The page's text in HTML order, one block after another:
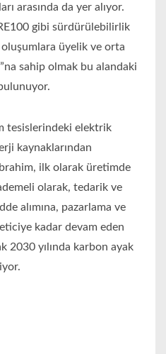
arasında da yer alıyor.
gibi sürdürülebilirlik
üyelik ve orta
sahip olmak bu alandaki
tesislerindeki elektrik
kaynaklarından
ilk olarak üretimde
olarak, tedarik ve
alımına, pazarlama ve
kadar devam eden
2030 yılında karbon ayak